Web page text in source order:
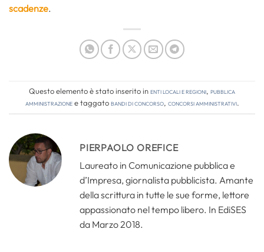
scadenze.
Questo elemento è stato inserito inEnti locali e regioni, Pubblica
amministrazionee taggatobandi di concorso, concorsi amministrativi.
PIERPAOLO OREFICE
Laureato in Comunicazione pubblica e
d’Impresa, giornalista pubblicista. Amante
della scrittura in tutte le sue forme, lettore
appassionato nel tempo libero. In EdiSES
da Marzo 2018.